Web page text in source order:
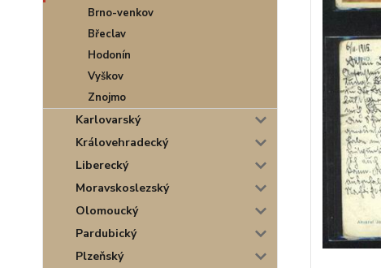
Brno-venkov
Břeclav
Hodonín
Vyškov
Znojmo
Karlovarský
Královehradecký
Liberecký
Moravskoslezský
Olomoucký
Pardubický
Plzeňský